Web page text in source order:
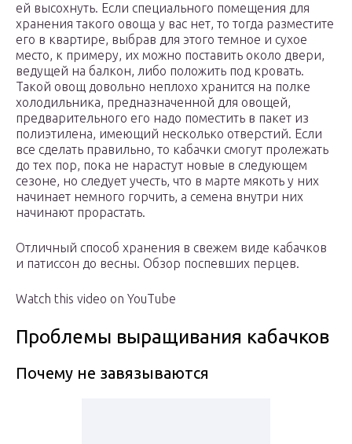
ей высохнуть. Если специального помещения для
хранения такого овоща у вас нет, то тогда разместите
его в квартире, выбрав для этого темное и сухое
место, к примеру, их можно поставить около двери,
ведущей на балкон, либо положить под кровать.
Такой овощ довольно неплохо хранится на полке
холодильника, предназначенной для овощей,
предварительного его надо поместить в пакет из
полиэтилена, имеющий несколько отверстий. Если
все сделать правильно, то кабачки смогут пролежать
до тех пор, пока не нарастут новые в следующем
сезоне, но следует учесть, что в марте мякоть у них
начинает немного горчить, а семена внутри них
начинают прорастать.
Отличный способ хранения в свежем виде кабачков
и патиссон до весны. Обзор поспевших перцев.
Watch this video on YouTube
Проблемы выращивания кабачков
Почему не завязываются